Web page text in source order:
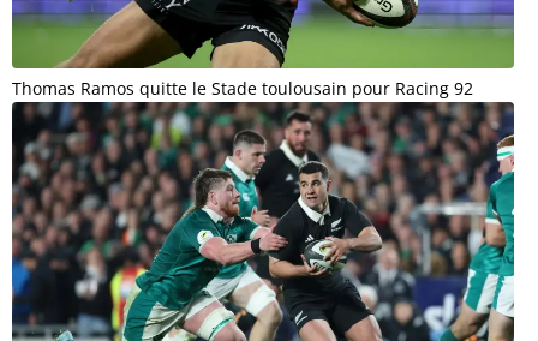
Thomas Ramos quitte le Stade toulousain pour Racing 92